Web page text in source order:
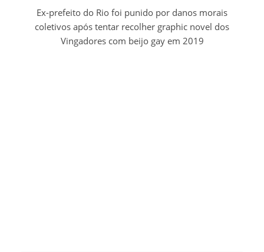
Ex-prefeito do Rio foi punido por danos morais
coletivos após tentar recolher graphic novel dos
Vingadores com beijo gay em 2019